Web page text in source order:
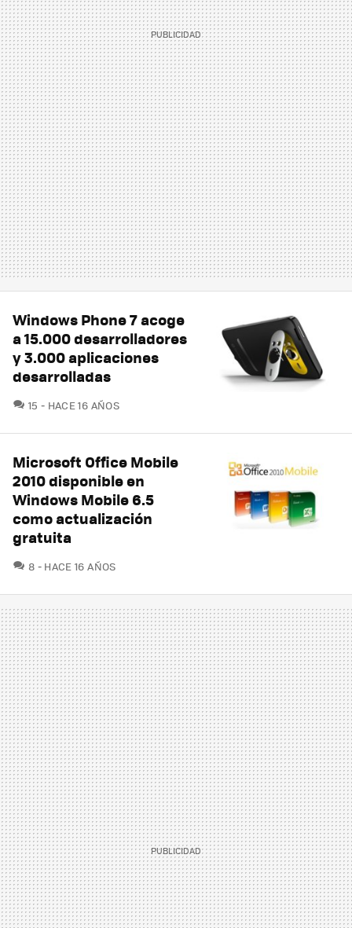
Windows Phone 7 acoge
a 15.000 desarrolladores
y 3.000 aplicaciones
desarrolladas
15 COMENTARIOS
HACE 16 AÑOS
Microsoft Office Mobile
2010 disponible en
Windows Mobile 6.5
como actualización
gratuita
8 COMENTARIOS
HACE 16 AÑOS